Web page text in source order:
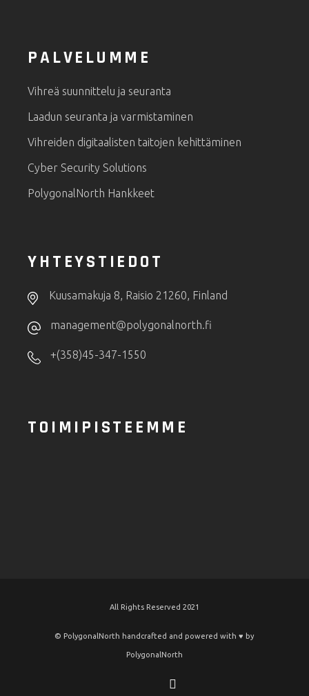
PALVELUMME
Vihreä suunnittelu ja seuranta
Laadun seuranta ja varmistaminen
Vihreiden digitaalisten taitojen kehittäminen
Cyber Security Solutions
PolygonalNorth Hankkeet
YHTEYSTIEDOT
Kuusamakuja 8, Raisio 21260, Finland
management@polygonalnorth.fi
+(358)45-347-1550
TOIMIPISTEEMME
All Rights Reserved 2021
© PolygonalNorth handcrafted and powered with ♥️ by
PolygonalNorth